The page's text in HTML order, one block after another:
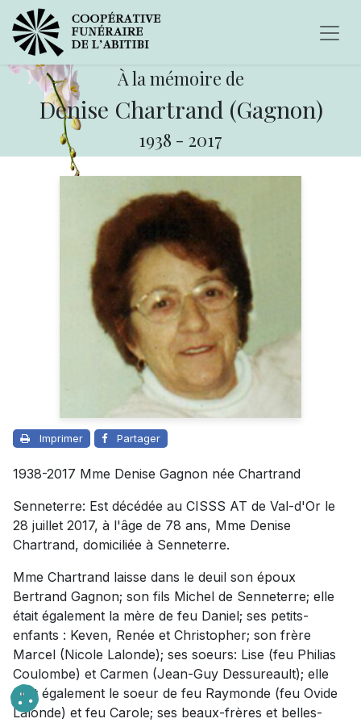
À la mémoire de
Denise Chartrand (Gagnon)
1938 - 2017
Imprimer Partager
1938-2017 Mme Denise Gagnon née Chartrand
Senneterre: Est décédée au CISSS AT de Val-d'Or le
28 juillet 2017, à l'âge de 78 ans, Mme Denise
Chartrand, domiciliée à Senneterre.
Mme Chartrand laisse dans le deuil son époux
Bertrand Gagnon; son fils Michel de Senneterre; elle
était également la mère de feu Daniel; ses petits-
enfants : Keven, Renée et Christopher; son frère
Marcel (Nicole Lalonde); ses soeurs: Lise (feu Philias
Coulombe) et Carmen (Jean-Guy Dessureault); elle
était également le soeur de feu Raymonde (feu Ovide
Lalonde) et feu Carole; ses beaux-frères et belles-